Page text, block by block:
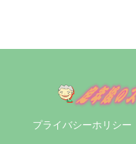
プライバシーホリシー